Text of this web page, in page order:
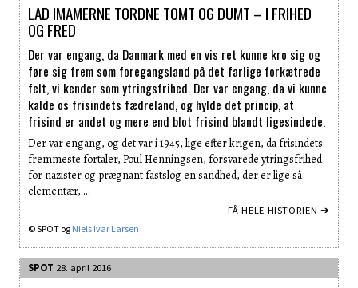
LAD IMAMERNE TORDNE TOMT OG DUMT – I FRIHED
OG FRED
Der var engang, da Danmark med en vis ret kunne kro sig og
føre sig frem som foregangsland på det farlige forkætrede
felt, vi kender som ytringsfrihed. Der var engang, da vi kunne
kalde os frisindets fædreland, og hylde det princip, at
frisind er andet og mere end blot frisind blandt ligesindede.
Der var engang, og det var i 1945, lige efter krigen, da frisindets
fremmeste fortaler, Poul Henningsen, forsvarede ytringsfrihed
for nazister og prægnant fastslog en sandhed, der er lige så
elementær, …
FÅ HELE HISTORIEN ➔
© SPOT og Niels Ivar Larsen
SPOT 28. april 2016